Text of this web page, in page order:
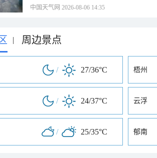
中国天气网 2026-08-06 14:35
| 周边景点
/ 27/36°C 梧州
/ 24/37°C 云浮
/ 25/35°C 郁南